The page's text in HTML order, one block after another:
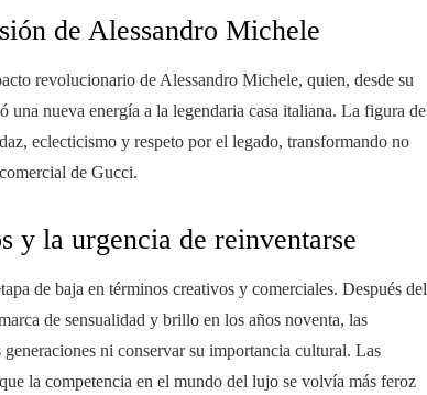
de Alessandro Michele
revolucionario de Alessandro Michele, quien, desde su
nueva energía a la legendaria casa italiana. La figura de
eclecticismo y respeto por el legado, transformando no
de Gucci.
y la urgencia de reinventarse
de baja en términos creativos y comerciales. Después del
de sensualidad y brillo en los años noventa, las
ni conservar su importancia cultural. Las
la competencia en el mundo del lujo se volvía más feroz